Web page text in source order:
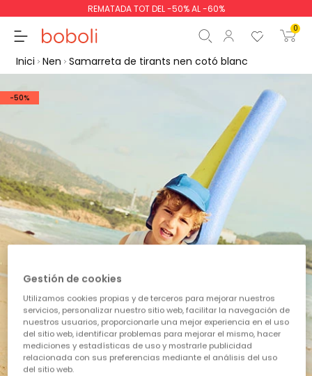
REMATADA TOT DEL -50% AL -60%
0
Subtotal
Total
Continua Començar la
Inici Nen Samarreta de tirants nen cotó blanc
-50%
Gestión de cookies
Utilizamos cookies propias y de terceros para mejorar nuestros
servicios, personalizar nuestro sitio web, facilitar la navegación de
nuestros usuarios, proporcionarle una mejor experiencia en el uso
del sitio web, identificar problemas para mejorar el mismo, hacer
mediciones y estadísticas de uso y mostrarle publicidad
relacionada con sus preferencias mediante el análisis del uso
del sitio web.